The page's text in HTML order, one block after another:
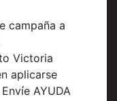
campaña a
Victoria
aplicarse
AYUDA